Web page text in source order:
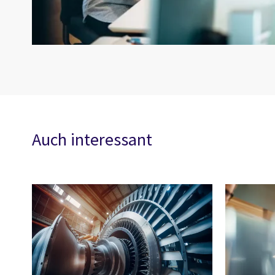
Auch interessant